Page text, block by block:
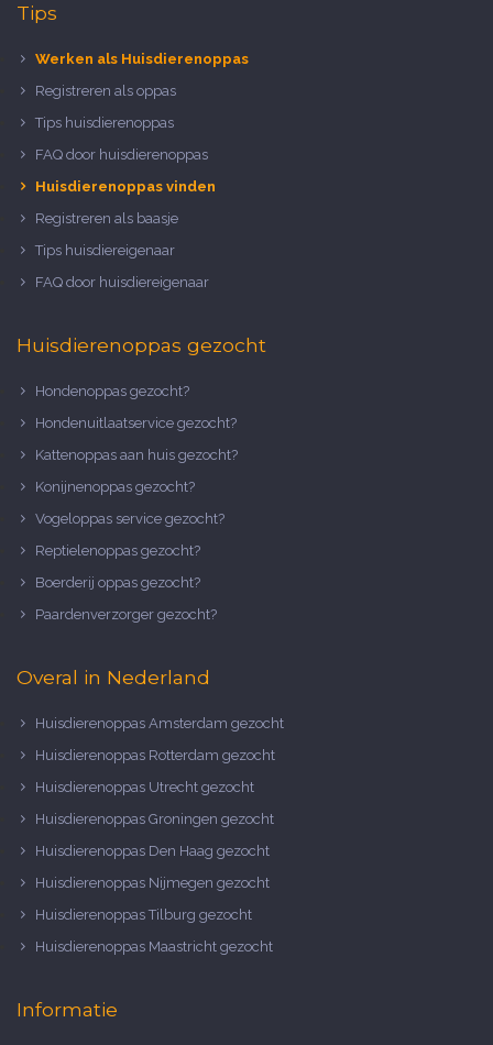
Tips
Werken als Huisdierenoppas
Registreren als oppas
Tips huisdierenoppas
FAQ door huisdierenoppas
Huisdierenoppas vinden
Registreren als baasje
Tips huisdiereigenaar
FAQ door huisdiereigenaar
Huisdierenoppas gezocht
Hondenoppas gezocht?
Hondenuitlaatservice gezocht?
Kattenoppas aan huis gezocht?
Konijnenoppas gezocht?
Vogeloppas service gezocht?
Reptielenoppas gezocht?
Boerderij oppas gezocht?
Paardenverzorger gezocht?
Overal in Nederland
Huisdierenoppas Amsterdam gezocht
Huisdierenoppas Rotterdam gezocht
Huisdierenoppas Utrecht gezocht
Huisdierenoppas Groningen gezocht
Huisdierenoppas Den Haag gezocht
Huisdierenoppas Nijmegen gezocht
Huisdierenoppas Tilburg gezocht
Huisdierenoppas Maastricht gezocht
Informatie